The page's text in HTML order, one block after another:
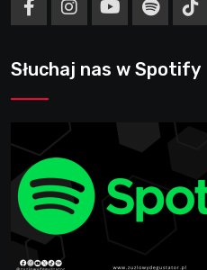
Słuchaj nas w Spotify